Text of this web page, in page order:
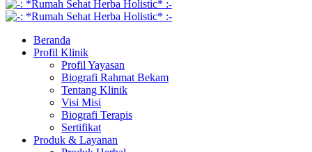
Beranda
Profil Klinik
Profil Yayasan
Biografi Rahmat Bekam
Tentang Klinik
Visi Misi
Biografi Terapis
Sertifikat
Produk & Layanan